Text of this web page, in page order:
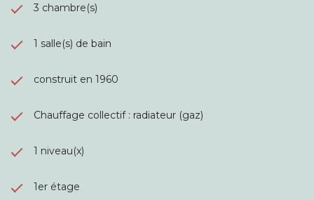
3 chambre(s)
1 salle(s) de bain
construit en 1960
Chauffage collectif : radiateur (gaz)
1 niveau(x)
1er étage